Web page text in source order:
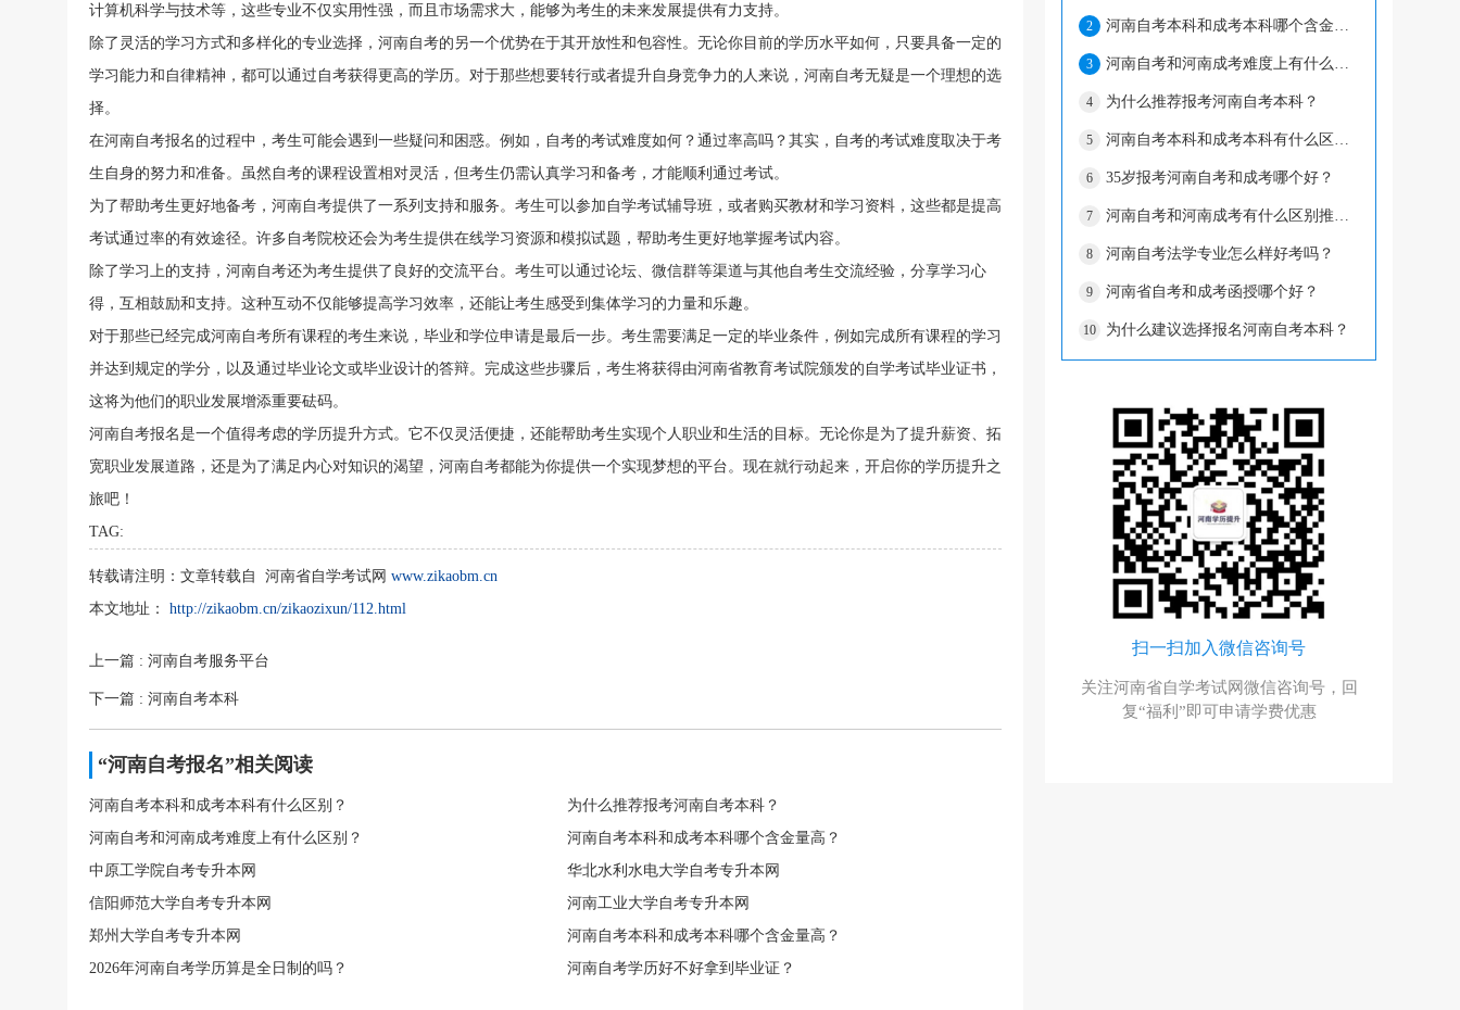
计算机科学与技术等，这些专业不仅实用性强，而且市场需求大，能够为考生的未来发展提供有力支持。
除了灵活的学习方式和多样化的专业选择，河南自考的另一个优势在于其开放性和包容性。无论你目前的学历水平如何，只要具备一定的
学习能力和自律精神，都可以通过自考获得更高的学历。对于那些想要转行或者提升自身竞争力的人来说，河南自考无疑是一个理想的选
择。
在河南自考报名的过程中，考生可能会遇到一些疑问和困惑。例如，自考的考试难度如何？通过率高吗？其实，自考的考试难度取决于考
生自身的努力和准备。虽然自考的课程设置相对灵活，但考生仍需认真学习和备考，才能顺利通过考试。
为了帮助考生更好地备考，河南自考提供了一系列支持和服务。考生可以参加自学考试辅导班，或者购买教材和学习资料，这些都是提高
考试通过率的有效途径。许多自考院校还会为考生提供在线学习资源和模拟试题，帮助考生更好地掌握考试内容。
除了学习上的支持，河南自考还为考生提供了良好的交流平台。考生可以通过论坛、微信群等渠道与其他自考生交流经验，分享学习心
得，互相鼓励和支持。这种互动不仅能够提高学习效率，还能让考生感受到集体学习的力量和乐趣。
对于那些已经完成河南自考所有课程的考生来说，毕业和学位申请是最后一步。考生需要满足一定的毕业条件，例如完成所有课程的学习
并达到规定的学分，以及通过毕业论文或毕业设计的答辩。完成这些步骤后，考生将获得由河南省教育考试院颁发的自学考试毕业证书，
这将为他们的职业发展增添重要砝码。
河南自考报名是一个值得考虑的学历提升方式。它不仅灵活便捷，还能帮助考生实现个人职业和生活的目标。无论你是为了提升薪资、拓
宽职业发展道路，还是为了满足内心对知识的渴望，河南自考都能为你提供一个实现梦想的平台。现在就行动起来，开启你的学历提升之
旅吧！
TAG:
转载请注明： 文章转载自 河南省自学考试网 www.zikaobm.cn
本文地址：
http://zikaobm.cn/zikaozixun/112.html
上一篇 : 河南自考服务平台
下一篇 : 河南自考本科
“河南自考报名”相关阅读
河南自考本科和成考本科有什么区别？
为什么推荐报考河南自考本科？
河南自考和河南成考难度上有什么区别？
河南自考本科和成考本科哪个含金量高？
中原工学院自考专升本网
华北水利水电大学自考专升本网
信阳师范大学自考专升本网
河南工业大学自考专升本网
郑州大学自考专升本网
河南自考本科和成考本科哪个含金量高？
2026年河南自考学历算是全日制的吗？
河南自考学历好不好拿到毕业证？
2 河南自考本科和成考本科哪个含金量高？
3 河南自考和河南成考难度上有什么区别？
4 为什么推荐报考河南自考本科？
5 河南自考本科和成考本科有什么区别？
6 35岁报考河南自考和成考哪个好？
7 河南自考和河南成考有什么区别推荐报什么
8 河南自考法学专业怎么样好考吗？
9 河南省自考和成考函授哪个好？
10 为什么建议选择报名河南自考本科？
扫一扫加入微信咨询号
关注河南省自学考试网微信咨询号，回
复“福利”即可申请学费优惠